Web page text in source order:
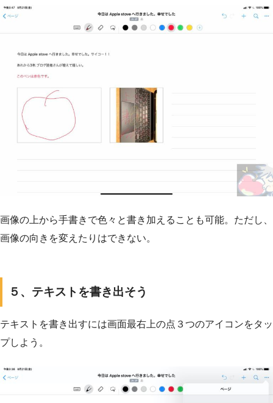
画像の上から手書きで色々と書き加えることも可能。ただし、
画像の向きを変えたりはできない。
５、テキストを書き出そう
テキストを書き出すには画面最右上の点３つのアイコンをタッ
プしよう。